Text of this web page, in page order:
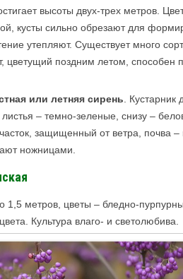
высоты двух-трех метров.
кусты сильно обрезают для
утепляют. Существует много
цветущий поздним летом, способен
или летняя сирень .
– темно-зеленые, снизу –
защищенный от ветра, почва
ножницами.
1,5 метров, цветы – бледно-
Культура влаго- и светолюбива.